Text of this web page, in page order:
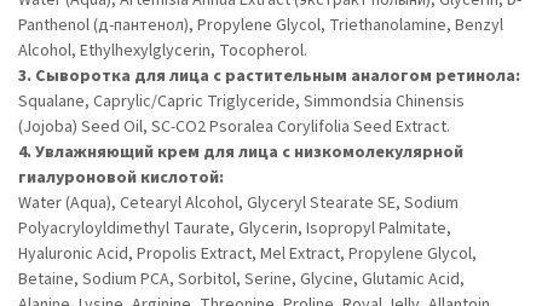
Panthenol (д-пантенол), Propylene Glycol, Triethanolamine, Benzyl
Alcohol, Ethylhexylglycerin, Tocopherol.
3. Сыворотка для лица с растительным аналогом ретинола:
Squalane, Caprylic/Capric Triglyceride, Simmondsia Chinensis
(Jojoba) Seed Oil, SC-CO2 Psoralea Corylifolia Seed Extract.
4. Увлажняющий крем для лица с низкомолекулярной
гиалуроновой кислотой:
Water (Aqua), Cetearyl Alcohol, Glyceryl Stearate SE, Sodium
Polyacryloyldimethyl Taurate, Glycerin, Isopropyl Palmitate,
Hyaluronic Acid, Propolis Extract, Mel Extract, Propylene Glycol,
Betaine, Sodium PCA, Sorbitol, Serine, Glycine, Glutamic Acid,